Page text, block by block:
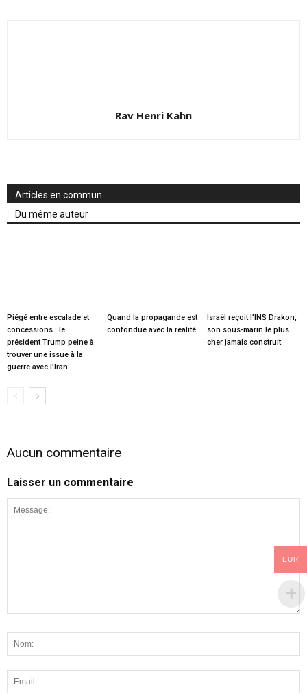
Rav Henri Kahn
Articles en commun
Du même auteur
Piégé entre escalade et
concessions : le
président Trump peine à
trouver une issue à la
guerre avec l’Iran
Quand la propagande est
confondue avec la réalité
Israël reçoit l’INS Drakon,
son sous-marin le plus
cher jamais construit
Aucun commentaire
Laisser un commentaire
EUR